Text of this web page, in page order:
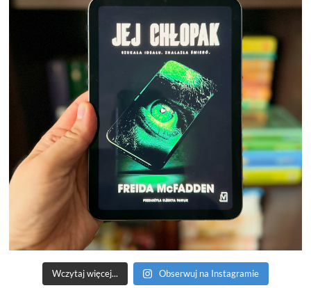
Wczytaj więcej... Obserwuj na Instagramie